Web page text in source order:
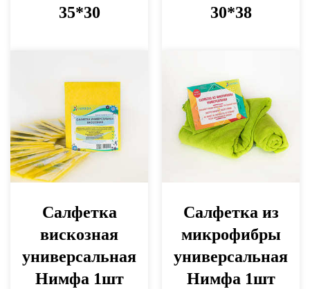
35*30
30*38
Салфетка
вискозная
универсальная
Нимфа 1шт
Салфетка из
микрофибры
универсальная
Нимфа 1шт